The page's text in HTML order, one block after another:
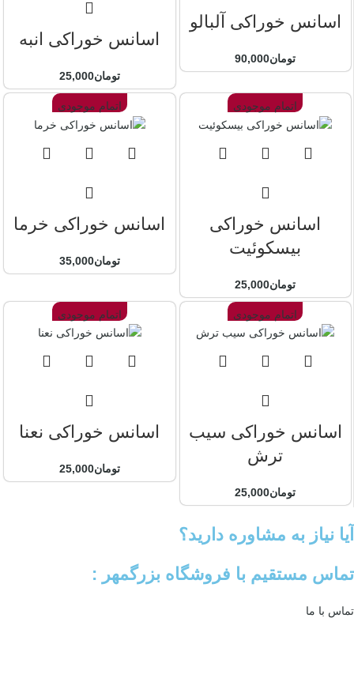
اسانس خوراکی آلبالو
تومان90,000
اسانس خوراکی انبه
تومان25,000
اتمام موجودی
اسانس خوراکی
بیسکوئیت
تومان25,000
اتمام موجودی
اسانس خوراکی خرما
تومان35,000
اتمام موجودی
اسانس خوراکی سیب
ترش
تومان25,000
اتمام موجودی
اسانس خوراکی نعنا
تومان25,000
آیا نیاز به مشاوره دارید؟
تماس مستقیم با فروشگاه بزرگمهر :
تماس با ما